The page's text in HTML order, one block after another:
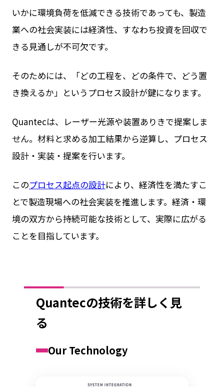
いかに環境負荷を低減できる技術であっても、製造
業への社会実装には経済性、すなわち投資を回収で
きる見通しが不可欠です。
そのためには、「どの工程を、どの条件で、どう置
き換えるか」というプロセス設計が鍵になります。
Quantecは、レーザー光源や装置ありきで提案しま
せん。材料と求める加工結果から逆算し、プロセス
設計・実装・提案を行います。
このプロセス起点の設計により、経済性を満たすこ
とで製造現場への社会実装を推進します。経済・環
境の双方から持続可能な技術として、実際に広がる
ことを目指しています。
Quantecの技術を詳しく見
る
Our Technology